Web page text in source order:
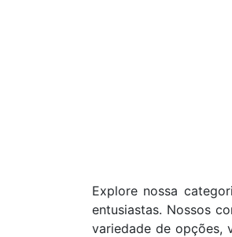
Explore nossa
entusiastas. Nossos
variedade de opções,